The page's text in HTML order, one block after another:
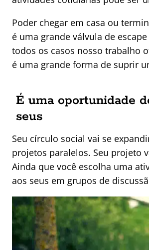
Poder chegar em casa ou
é uma grande válvula de
todos os casos nosso trabalho
é uma grande forma de suprir
É uma oportunidade
seus
Seu círculo social vai se
projetos paralelos. Seu projeto
Ainda que você escolha uma
aos seus em grupos de